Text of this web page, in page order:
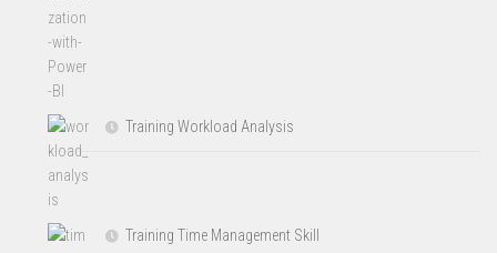
Training Workload Analysis
Training Time Management Skill